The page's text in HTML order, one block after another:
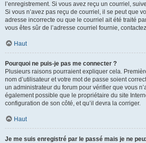
l’enregistrement. Si vous avez reçu un courriel,
Si vous n’avez pas reçu de courriel, il se peut que
adresse incorrecte ou que le courriel ait été traité
vous êtes sûr de l’adresse courriel fournie,
Haut
Pourquoi ne puis-je pas me connecter ?
Plusieurs raisons pourraient expliquer cela.
nom d’utilisateur et votre mot de passe soient
un administrateur du forum pour vérifier que vous
également possible que le propriétaire du site
configuration de son côté, et qu’il devra la corriger.
Haut
Je me suis enregistré par le passé mais je ne